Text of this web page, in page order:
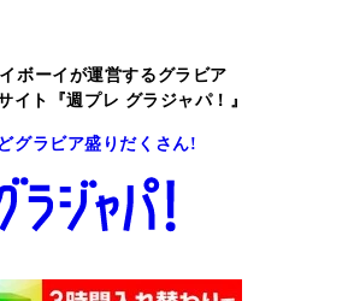
ボーイが運営するグラビア
イト『週プレ グラジャパ！』
グラビア盛りだくさん!